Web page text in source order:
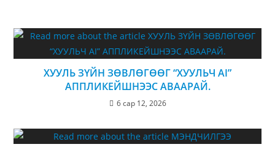
ХУУЛЬ ЗҮЙН ЗӨВЛӨГӨӨГ “ХУУЛЬЧ AI”
АППЛИКЕЙШНЭЭС АВААРАЙ.
6 сар 12, 2026